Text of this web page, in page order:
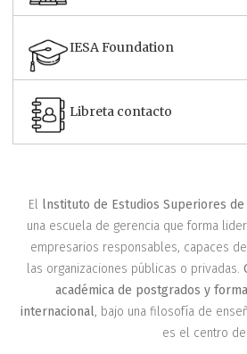
IESA Foundation
Libreta contacto
El lnstituto de Estudios Superiores de
una escuela de gerencia que forma
empresarios responsables, capaces
las organizaciones públicas o privadas.
académica de postgrados y
internacional, bajo una filosofía de
es el centro